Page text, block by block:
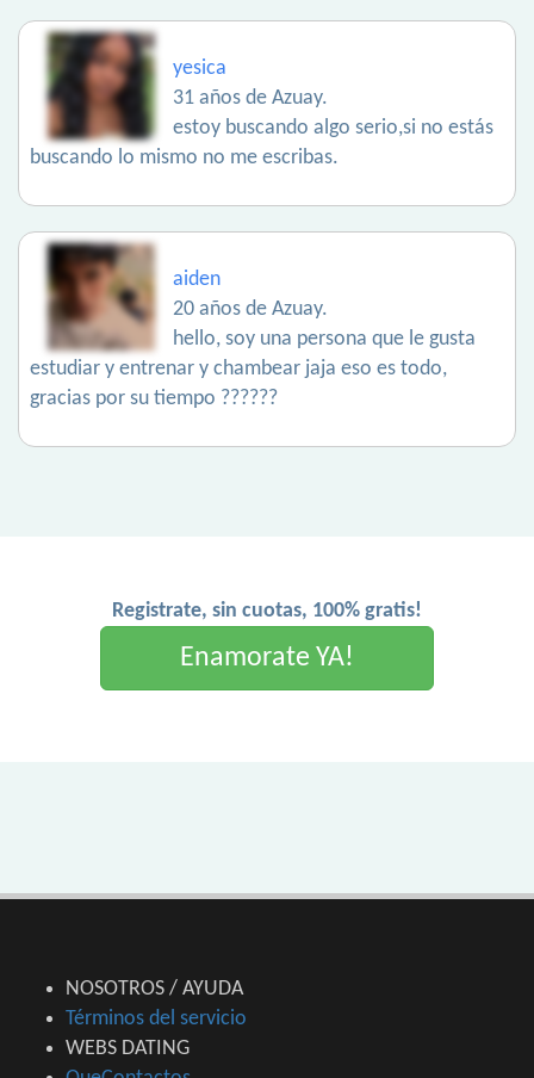
yesica
31 años de Azuay.
estoy buscando algo serio,si no estás
buscando lo mismo no me escribas.
aiden
20 años de Azuay.
hello, soy una persona que le gusta
estudiar y entrenar y chambear jaja eso es todo,
gracias por su tiempo ??????
Registrate, sin cuotas, 100% gratis!
Enamorate YA!
NOSOTROS / AYUDA
Términos del servicio
WEBS DATING